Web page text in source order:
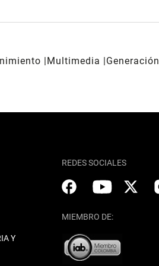
Multimedia
Generación
Y
REDES SOCIALES
MIEMBRO DE: